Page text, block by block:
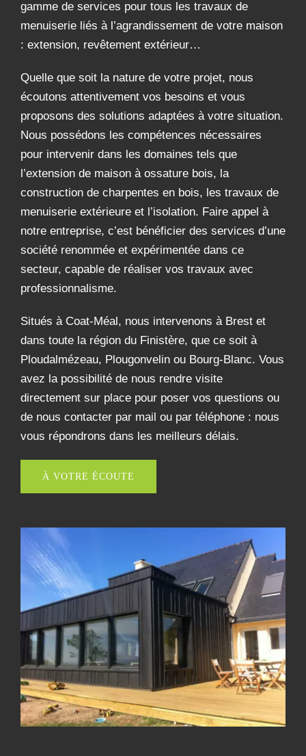
gamme de services pour tous les travaux de
menuiserie liés à l’agrandissement de votre maison
: extension, revêtement extérieur…
Quelle que soit la nature de votre projet, nous
écoutons attentivement vos besoins et vous
proposons des solutions adaptées à votre situation.
Nous possédons les compétences nécessaires
pour intervenir dans les domaines tels que
l’extension de maison à ossature bois, la
construction de charpentes en bois, les travaux de
menuiserie extérieure et l’isolation. Faire appel à
notre entreprise, c’est bénéficier des services d’une
société renommée et expérimentée dans ce
secteur, capable de réaliser vos travaux avec
professionnalisme.
Situés à Coat-Méal, nous intervenons à Brest et
dans toute la région du Finistère, que ce soit à
Ploudalmézeau, Plougonvelin ou Bourg-Blanc. Vous
avez la possibilité de nous rendre visite
directement sur place pour poser vos questions ou
de nous contacter par mail ou par téléphone : nous
vous répondrons dans les meilleurs délais.
À VOTRE ÉCOUTE